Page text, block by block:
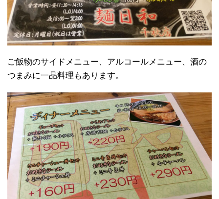
ご飯物のサイドメニュー、アルコールメニュー、酒の
つまみに一品料理もあります。